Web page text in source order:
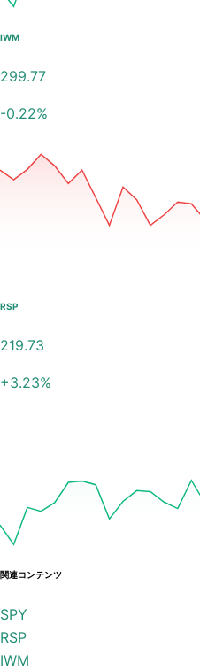
IWM
299.77
-0.22%
RSP
219.73
+3.23%
関連コンテンツ
SPY
RSP
IWM